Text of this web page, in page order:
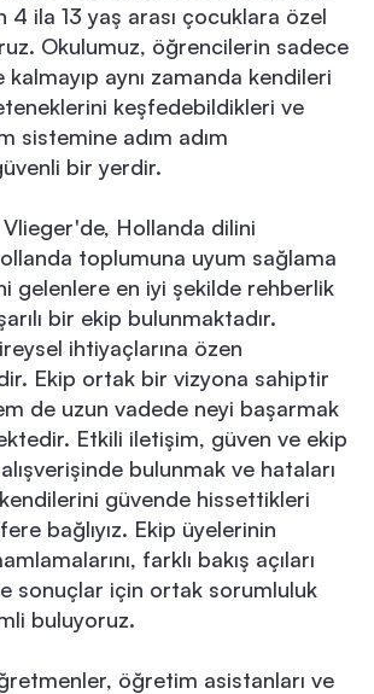
4 ila 13 yaş arası çocuklara özel
Okulumuz, öğrencilerin sadece
aynı zamanda kendileri
keşfedebildikleri ve
sistemine adım adım
bir yerdir.
Hollanda dilini
toplumuna uyum sağlama
gelenlere en iyi şekilde rehberlik
bir ekip bulunmaktadır.
ihtiyaçlarına özen
Ekip ortak bir vizyona sahiptir
de uzun vadede neyi başarmak
Etkili iletişim, güven ve ekip
bulunmak ve hataları
güvende hissettikleri
bağlıyız. Ekip üyelerinin
farklı bakış açıları
sonuçlar için ortak sorumluluk
buluyoruz.
öğretim asistanları ve